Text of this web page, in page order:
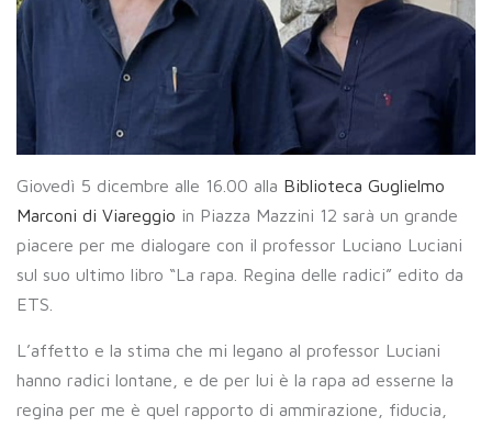
Giovedì 5 dicembre alle 16.00 alla Biblioteca Guglielmo
Marconi di Viareggio in Piazza Mazzini 12 sarà un grande
piacere per me dialogare con il professor Luciano Luciani
sul suo ultimo libro “La rapa. Regina delle radici” edito da
ETS.
L’affetto e la stima che mi legano al professor Luciani
hanno radici lontane, e de per lui è la rapa ad esserne la
regina per me è quel rapporto di ammirazione, fiducia,